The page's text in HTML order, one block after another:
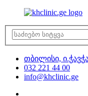
თბილისი,
032 221 44 00
info@khclinic.ge